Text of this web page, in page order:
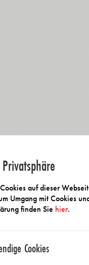
wir Ihnen gerne zur
Sensorik und Messtechnik e.V.
auf dieser
Umgang mit Cookies
finden Sie hier.
Cookies